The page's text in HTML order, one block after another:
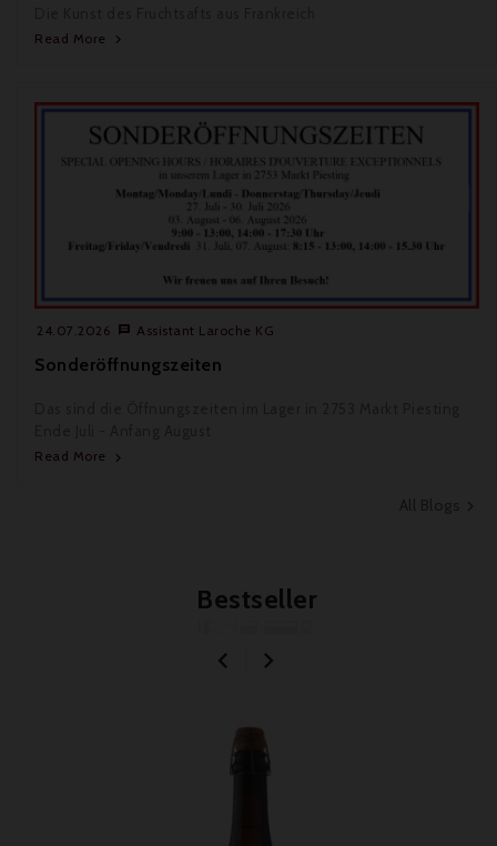
Read More 
24.07.2026  Assistant Laroche KG
Sonderöffnungszeiten
Read More 
Bestseller
 